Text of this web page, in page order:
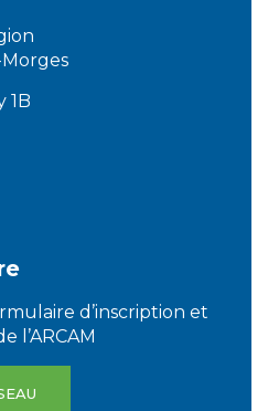
1B
d’inscription et
l’ARCAM